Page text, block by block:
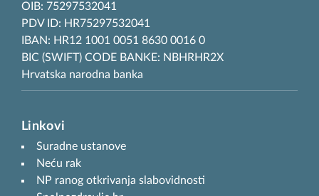
OIB: 75297532041
PDV ID: HR75297532041
IBAN: HR12 1001 0051 8630 0016 0
BIC (SWIFT) CODE BANKE: NBHRHR2X
Hrvatska narodna banka
Linkovi
Suradne ustanove
Neću rak
NP ranog otkrivanja slabovidnosti